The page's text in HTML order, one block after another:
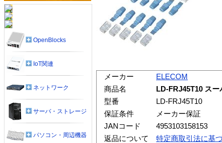
メーカー
ELECOM
商品名
LD-FRJ45T10 ス
型番
LD-FRJ45T10
保証条件
メーカー保証
JANコード
4953103158153
返品について
特定商取引法に基
OpenBlocks
IoT関連
ネットワーク
サーバ・ストレージ
パソコン・周辺機器